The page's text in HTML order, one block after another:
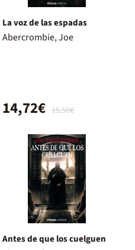
La voz de las espadas
Abercrombie, Joe
15,50€
14,72€
Antes de que los cuelguen